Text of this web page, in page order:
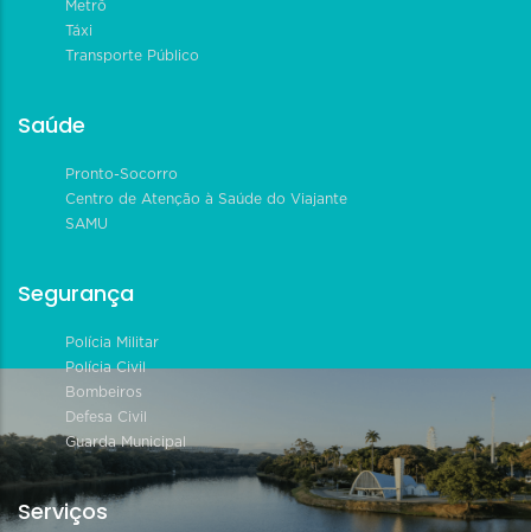
Metrô
Táxi
Transporte Público
Saúde
Pronto-Socorro
Centro de Atenção à Saúde do Viajante
SAMU
Segurança
Polícia Militar
Polícia Civil
Bombeiros
Defesa Civil
Guarda Municipal
Serviços